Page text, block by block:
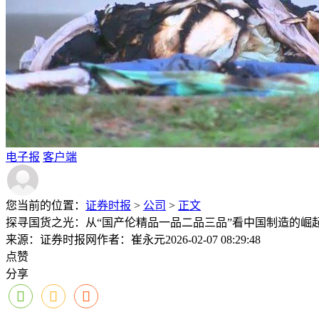
电子报 客户端
您当前的位置： 证券时报 > 公司 > 正文
探寻国货之光：从“国产伦精品一品二品三品”看中国制造的崛
来源：证券时报网作者：崔永元2026-02-07 08:29:48
点赞
分享